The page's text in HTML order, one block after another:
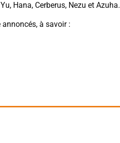
Hana, Cerberus, Nezu et Azuha.
à savoir :